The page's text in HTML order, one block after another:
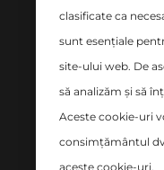
place să
clasificate ca
sunt esențiale
site-ului web. De
să analizăm și să
Aceste cookie-uri
consimțământul
aceste cookie-uri.